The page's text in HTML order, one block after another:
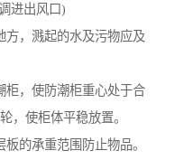
进出风口)
方，溅起的水及污物应及
柜，使防潮柜重心处于合
，使柜体平稳放置。
的承重范围防止物品。